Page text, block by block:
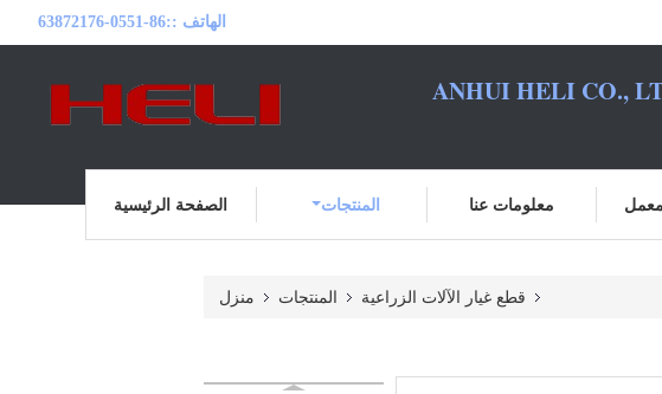
الهاتف ::86-0551-63872176
ANHUI HELI CO.,
الصفحة الرئيسية المنتجات معلومات عنا
منزل المنتجات قطع غيار الآلات الزراعية